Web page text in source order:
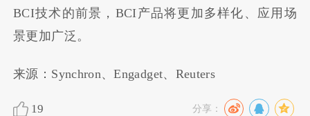
BCI技术的前景，BCI产品将更加多样化、应用场
景更加广泛。
来源：Synchron、Engadget、Reuters
19 分享：